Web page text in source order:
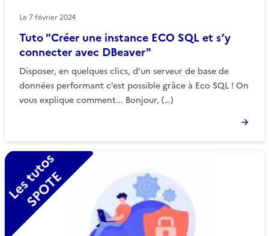
Tuto "Créer une instance ECO SQL et s’y
connecter avec DBeaver"
Disposer, en quelques clics, d’un serveur de base de
données performant c’est possible grâce à Eco SQL ! On
vous explique comment... Bonjour, (…)
Le7 février 2024